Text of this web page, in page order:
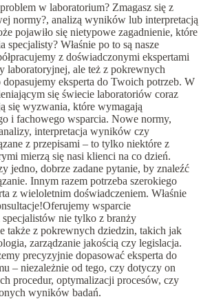
w laboratorium? Zmagasz się z
normy?, analizą wyników lub interpretacją
pojawiło się nietypowe zagadnienie, które
specjalisty? Właśnie po to są nasze
z doświadczonymi ekspertami
laboratoryjnej, ale też z pokrewnych
eksperta do Twoich potrzeb. W
się świecie laboratoriów coraz
się wyzwania, które wymagają
i fachowego wsparcia. Nowe normy,
interpretacja wyników czy
z przepisami – to tylko niektóre z
mierzą się nasi klienci na co dzień.
jedno, dobrze zadane pytanie, by znaleźć
Innym razem potrzeba szerokiego
z wieloletnim doświadczeniem. Właśnie
wsparcie
nie tylko z branży
także z pokrewnych dziedzin, takich jak
zarządzanie jakością czy legislacja.
precyzyjnie dopasować eksperta do
– niezależnie od tego, czy dotyczy on
procedur, optymalizacji procesów, czy
wyników badań.